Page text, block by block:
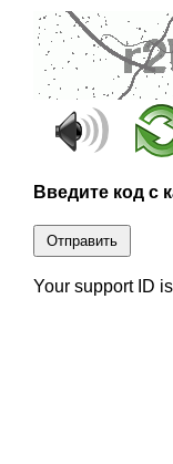
Введите код с
Отправить
Your support ID